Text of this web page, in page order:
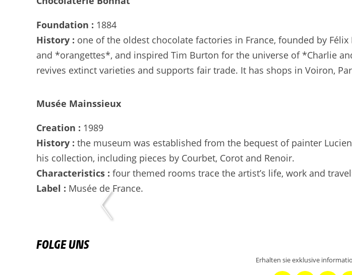
Foundation : 1884
History : one of the oldest chocolate factories in France, founded by
and *orangettes*, and inspired Tim Burton for the universe of *Charlie
revives extinct varieties and supports fair trade. It has shops in Voiron,
Musée Mainssieux
Creation : 1989
History : the museum was established from the bequest of painter
his collection, including pieces by Courbet, Corot and Renoir.
Characteristics : four themed rooms trace the artist’s life, work and
Label : Musée de France.
FOLGE UNS
Erhalten sie exklusive